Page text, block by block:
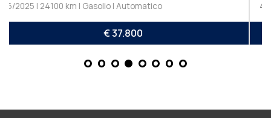
4/2023 | 46900 km | Gasolio | Automatico
€ 33.000